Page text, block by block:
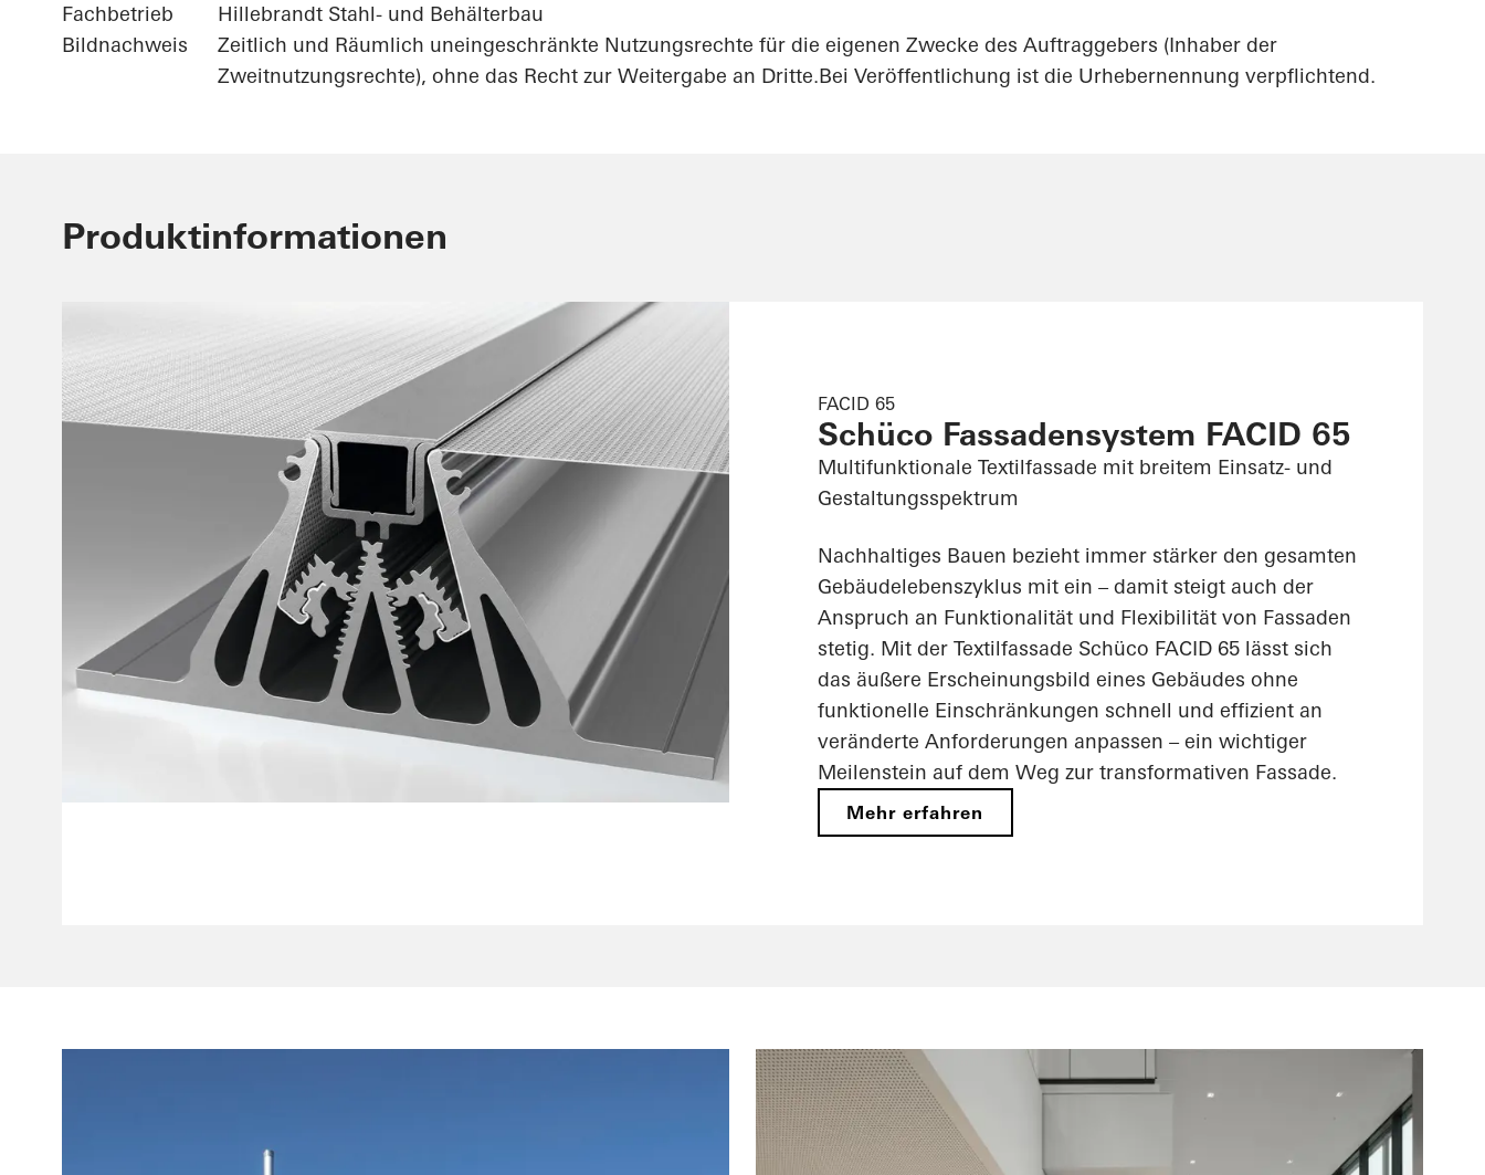
Fachbetrieb
Hillebrandt Stahl- und Behälterbau
Bildnachweis
Zeitlich und Räumlich uneingeschränkte Nutzungsrechte für die eigenen Zwecke des Auftraggebers (Inhaber der
Zweitnutzungsrechte), ohne das Recht zur Weitergabe an Dritte.Bei Veröffentlichung ist die Urhebernennung verpflichtend.
Produktinformationen
FACID 65
Schüco Fassadensystem FACID 65
Multifunktionale Textilfassade mit breitem Einsatz- und
Gestaltungsspektrum
Nachhaltiges Bauen bezieht immer stärker den gesamten
Gebäudelebenszyklus mit ein – damit steigt auch der
Anspruch an Funktionalität und Flexibilität von Fassaden
stetig. Mit der Textilfassade Schüco FACID 65 lässt sich
das äußere Erscheinungsbild eines Gebäudes ohne
funktionelle Einschränkungen schnell und effizient an
veränderte Anforderungen anpassen – ein wichtiger
Meilenstein auf dem Weg zur transformativen Fassade.
Mehr erfahren